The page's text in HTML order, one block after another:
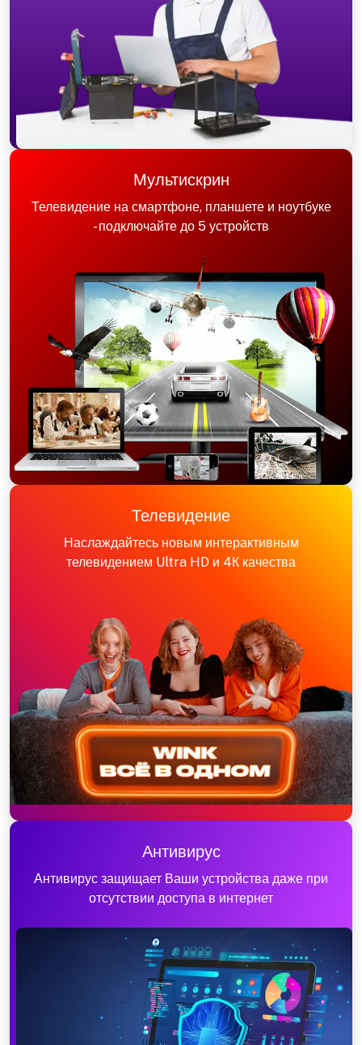
Мультискрин
Телевидение на смартфоне, планшете и ноутбуке
- подключайте до 5 устройств
Телевидение
Наслаждайтесь новым интерактивным
телевидением Ultra HD и 4К качества
Антивирус
Антивирус защищает Ваши устройства даже при
отсутствии доступа в интернет